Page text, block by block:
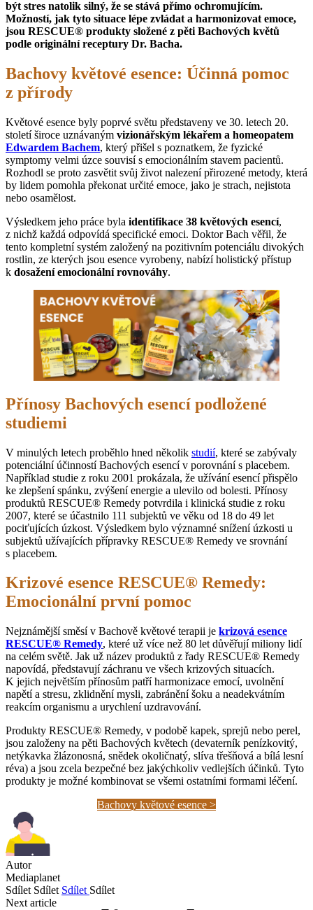
být stres natolik silný, že se stává přímo ochromujícím.
Možností, jak tyto situace lépe zvládat a harmonizovat emoce,
jsou RESCUE® produkty složené z pěti Bachových květů
podle originální receptury Dr. Bacha.
Bachovy květové esence: Účinná pomoc
z přírody
Květové esence byly poprvé světu představeny ve 30. letech 20.
století široce uznávaným vizionářským lékařem a homeopatem
Edwardem Bachem, který přišel s poznatkem, že fyzické
symptomy velmi úzce souvisí s emocionálním stavem pacientů.
Rozhodl se proto zasvětit svůj život nalezení přirozené metody, která
by lidem pomohla překonat určité emoce, jako je strach, nejistota
nebo osamělost.
Výsledkem jeho práce byla identifikace 38 květových esencí,
z nichž každá odpovídá specifické emoci. Doktor Bach věřil, že
tento kompletní systém založený na pozitivním potenciálu divokých
rostlin, ze kterých jsou esence vyrobeny, nabízí holistický přístup
k dosažení emocionální rovnováhy.
Přínosy Bachových esencí podložené
studiemi
V minulých letech proběhlo hned několik studií, které se zabývaly
potenciální účinností Bachových esencí v porovnání s placebem.
Například studie z roku 2001 prokázala, že užívání esencí přispělo
ke zlepšení spánku, zvýšení energie a ulevilo od bolesti. Přínosy
produktů RESCUE® Remedy potvrdila i klinická studie z roku
2007, které se účastnilo 111 subjektů ve věku od 18 do 49 let
pociťujících úzkost. Výsledkem bylo významné snížení úzkosti u
subjektů užívajících přípravky RESCUE® Remedy ve srovnání
s placebem.
Krizové esence RESCUE® Remedy:
Emocionální první pomoc
Nejznámější směsí v Bachově květové terapii je krizová esence
RESCUE® Remedy, které už více než 80 let důvěřují miliony lidí
na celém světě. Jak už název produktů z řady RESCUE® Remedy
napovídá, představují záchranu ve všech krizových situacích.
K jejich největším přínosům patří harmonizace emocí, uvolnění
napětí a stresu, zklidnění mysli, zabránění šoku a neadekvátním
reakcím organismu a urychlení uzdravování.
Produkty RESCUE® Remedy, v podobě kapek, sprejů nebo perel,
jsou založeny na pěti Bachových květech (devaterník penízkovitý,
netýkavka žlázonosná, snědek okoličnatý, slíva třešňová a bílá lesní
réva) a jsou zcela bezpečné bez jakýchkoliv vedlejších účinků. Tyto
produkty je možné kombinovat se všemi ostatními formami léčení.
Bachovy květové esence >
Autor
Mediaplanet
Sdílet Sdílet Sdílet Sdílet
Next article